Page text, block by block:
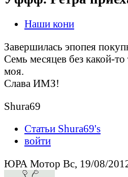
Наши кони
Завершилась эпопея
Семь месяцев без какой-
моя.
Слава ИМЗ!
Shura69
Статьи Shura69's
войти
ЮРА Мотор Вс, 19/08/